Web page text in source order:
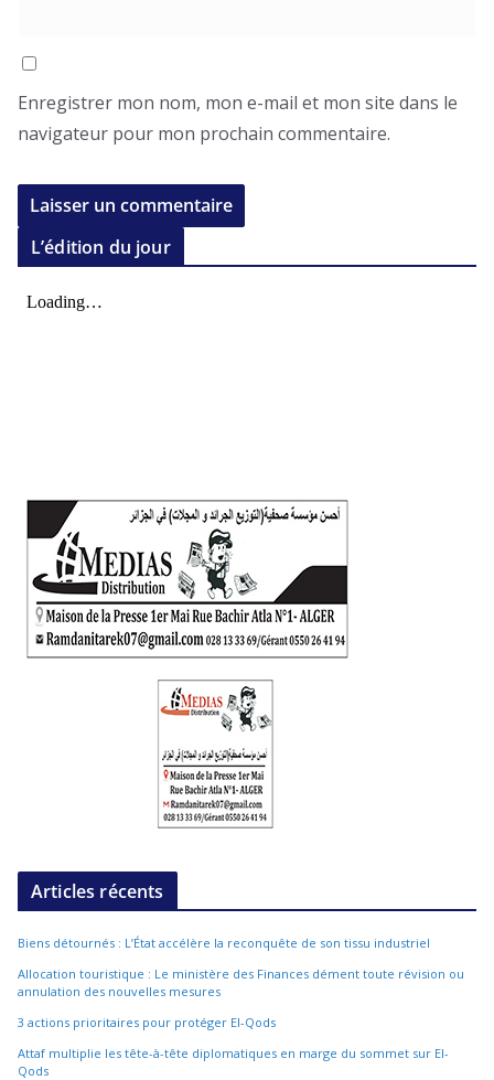
Enregistrer mon nom, mon e-mail et mon site dans le
navigateur pour mon prochain commentaire.
L’édition du jour
Articles récents
Biens détournés : L’État accélère la reconquête de son tissu industriel
Allocation touristique : Le ministère des Finances dément toute révision ou
annulation des nouvelles mesures
3 actions prioritaires pour protéger El-Qods
Attaf multiplie les tête-à-tête diplomatiques en marge du sommet sur El-
Qods